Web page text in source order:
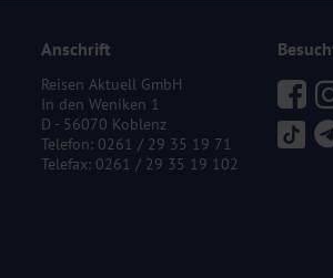
Anschrift
Reisen Aktuell GmbH
In den Weniken 1
D - 56070 Koblenz
Telefon: 0261 / 29 35 19 71
Telefax: 0261 / 29 35 19 102